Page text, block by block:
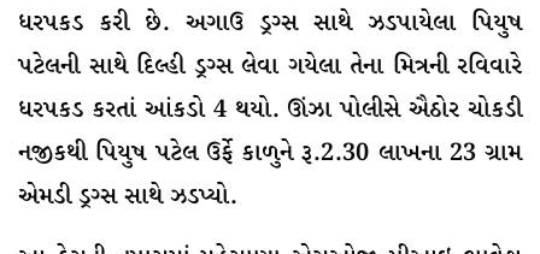
ધરપકડ કરી છે. અગાઉ ડ્રગ્સ સાથે ઝડપાયેલા પિયુષ
પટેલની સાથે દિલ્હી ડ્રગ્સ લેવા ગયેલા તેના મિત્રની રવિવારે
ધરપકડ કરતાં આંકડો 4 થયો. ઊંઝા પોલીસે ઐઠોર ચોકડી
નજીકથી પિયુષ પટેલ ઉર્ફે કાળુને રૂ.2.30 લાખના 23 ગ્રામ
એમડી ડ્રગ્સ સાથે ઝડપ્યો.